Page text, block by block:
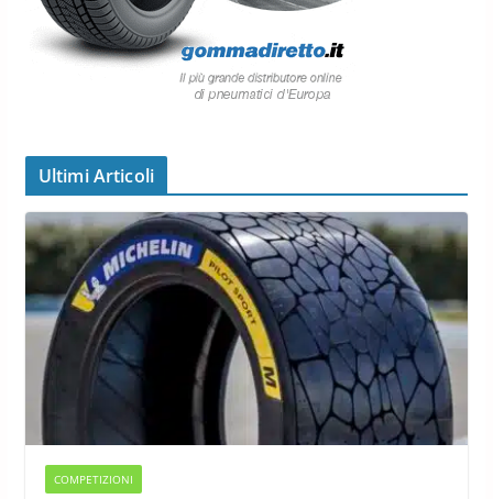
Ultimi Articoli
COMPETIZIONI